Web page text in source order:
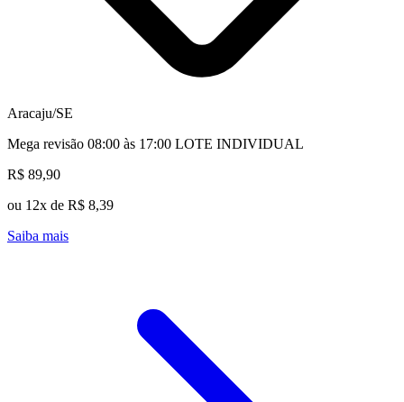
Aracaju/SE
Mega revisão 08:00 às 17:00 LOTE INDIVIDUAL
R$ 89,90
ou 12x de R$ 8,39
Saiba mais